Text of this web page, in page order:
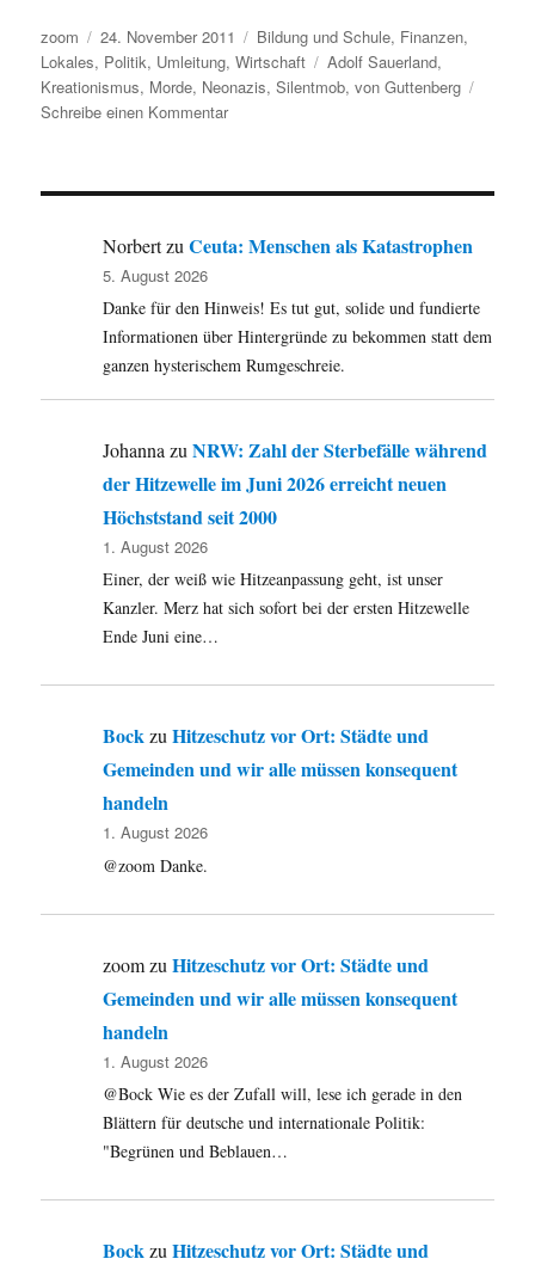
Autor
zoom
Veröffentlicht
am
24. November 2011 Kategorien
Bildung und Schule, Finanzen,
Lokales, Politik, Umleitung,Wirtschaft Schlagwörter
Adolf Sauerland,
Kreationismus, Morde, Neonazis,Silentmob,von Guttenberg
Schreibe einen Kommentarzu
Silentmob,
des
Duisburgs
Sauerland,
die
…
NorbertzuCeuta: Menschen als Katastrophen
5. August 2026
Danke für den Hinweis! Es tut gut, solide und fundierte
Informationen über Hintergründe zu bekommen statt dem
ganzen hysterischem Rumgeschreie.
JohannazuNRW: Zahl der Sterbefälle während
der Hitzewelle im Juni 2026 erreicht neuen
Höchststand seit 2000
1. August 2026
Einer, der weiß wie Hitzeanpassung geht, ist unser
Kanzler. Merz hat sich sofort bei der ersten Hitzewelle
Ende Juni eine…
BockzuHitzeschutz vor Ort: Städte und
Gemeinden und wir alle müssen konsequent
handeln
1. August 2026
@zoom Danke.
zoomzuHitzeschutz vor Ort: Städte und
Gemeinden und wir alle müssen konsequent
handeln
1. August 2026
@Bock Wie es der Zufall will, lese ich gerade in den
Blättern für deutsche und internationale Politik:
"Begrünen und Beblauen…
Bock zuHitzeschutz vor Ort: Städte und